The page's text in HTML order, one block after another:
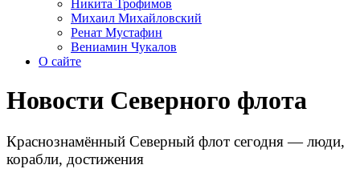
Никита Трофимов
Михаил Михайловский
Ренат Мустафин
Вениамин Чукалов
О сайте
Новости Северного флота
Краснознамённый Северный флот сегодня — люди,
корабли, достижения